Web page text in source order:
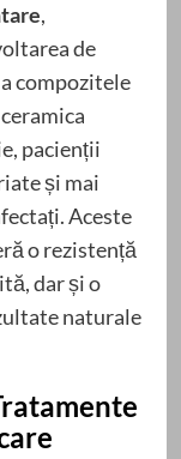
,
de
compozitele
pacienții
și mai
Aceste
o rezistență
dar și o
naturale